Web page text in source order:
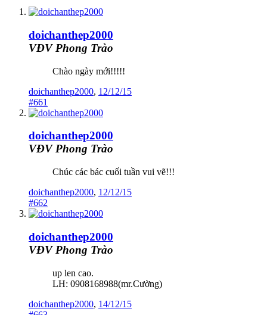
doichanthep2000
VĐV Phong Trào
Chào ngày mới!!!!!
doichanthep2000, 12/12/15
#661
doichanthep2000
VĐV Phong Trào
Chúc các bác cuối tuần vui vẽ!!!
doichanthep2000, 12/12/15
#662
doichanthep2000
VĐV Phong Trào
up len cao.
LH: 0908168988(mr.Cường)
doichanthep2000, 14/12/15